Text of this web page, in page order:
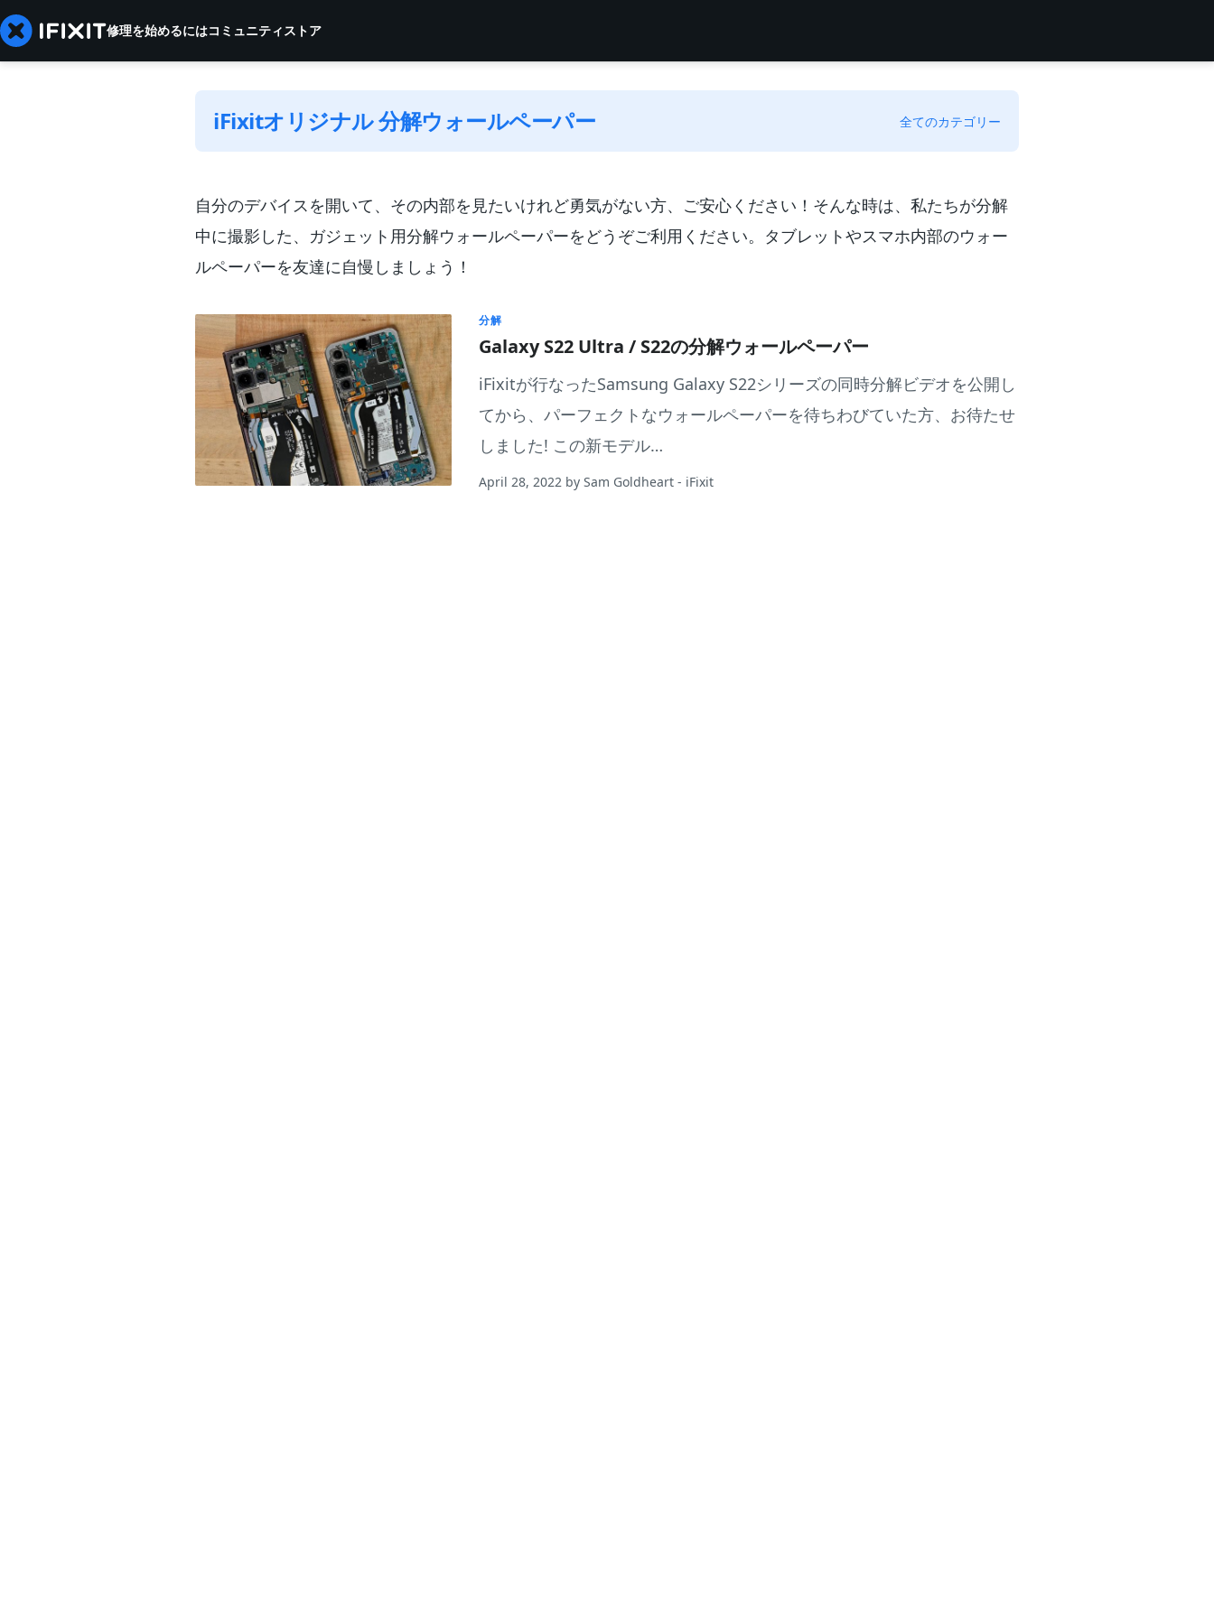
修理を始めるにはコミュニティストア
iFixitオリジナル 分解ウォールペーパー 全てのカテゴリー
自分のデバイスを開いて、その内部を見たいけれど勇気がない方、ご安心ください！そんな時は、私たちが分解
中に撮影した、ガジェット用分解ウォールペーパーをどうぞご利用ください。タブレットやスマホ内部のウォー
ルペーパーを友達に自慢しましょう！
分解
Galaxy S22 Ultra / S22の分解ウォールペーパー
iFixitが行なったSamsung Galaxy S22シリーズの同時分解ビデオを公開し
てから、パーフェクトなウォールペーパーを待ちわびていた方、お待たせ
しました! この新モデル…
April 28, 2022 by Sam Goldheart- iFixit